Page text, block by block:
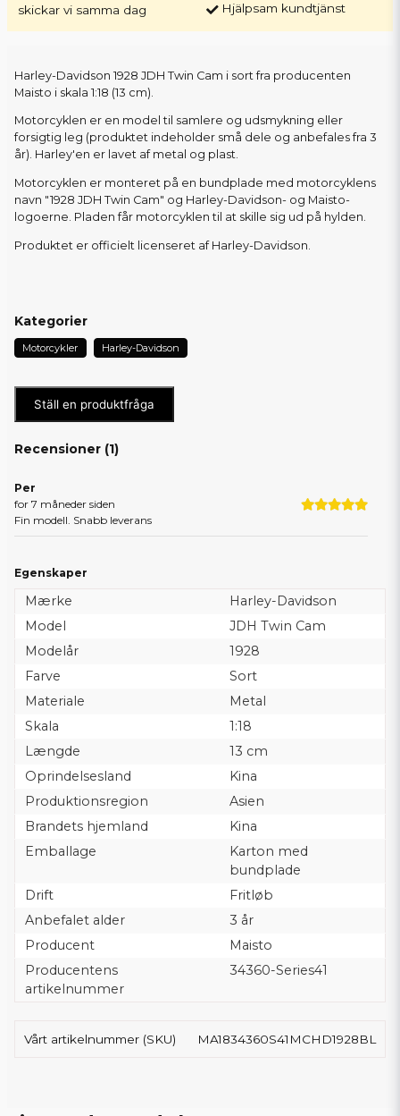
skickar vi samma dag
Hjälpsam kundtjänst
Harley-Davidson 1928 JDH Twin Cam i sort fra producenten
Maisto i skala 1:18 (13 cm).
Motorcyklen er en model til samlere og udsmykning eller
forsigtig leg (produktet indeholder små dele og anbefales fra 3
år). Harley'en er lavet af metal og plast.
Motorcyklen er monteret på en bundplade med motorcyklens
navn "1928 JDH Twin Cam" og Harley-Davidson- og Maisto-
logoerne. Pladen får motorcyklen til at skille sig ud på hylden.
Produktet er officielt licenseret af Harley-Davidson.
Kategorier
Motorcykler Harley-Davidson
Ställ en produktfråga
Recensioner (1)
Per
for 7 måneder siden
Fin modell. Snabb leverans
Egenskaper
Mærke
Harley-Davidson
Model
JDH Twin Cam
Modelår
1928
Farve
Sort
Materiale
Metal
Skala
1:18
Længde
13 cm
Oprindelsesland
Kina
Produktionsregion
Asien
Brandets hjemland
Kina
Emballage
Karton med
bundplade
Drift
Fritløb
Anbefalet alder
3 år
Producent
Maisto
Producentens
artikelnummer
34360-Series41
Vårt artikelnummer (SKU) MA1834360S41MCHD1928BL